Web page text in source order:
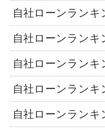
自社ローンランキ
自社ローンランキ
自社ローンランキ
自社ローンランキ
自社ローンランキ